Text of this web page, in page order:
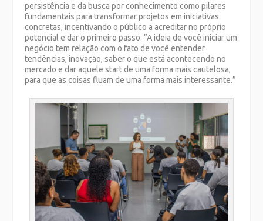
persistência e da busca por conhecimento como pilares
fundamentais para transformar projetos em iniciativas
concretas, incentivando o público a acreditar no próprio
potencial e dar o primeiro passo. “A ideia de você iniciar um
negócio tem relação com o fato de você entender
tendências, inovação, saber o que está acontecendo no
mercado e dar aquele start de uma forma mais cautelosa,
para que as coisas fluam de uma forma mais interessante.”